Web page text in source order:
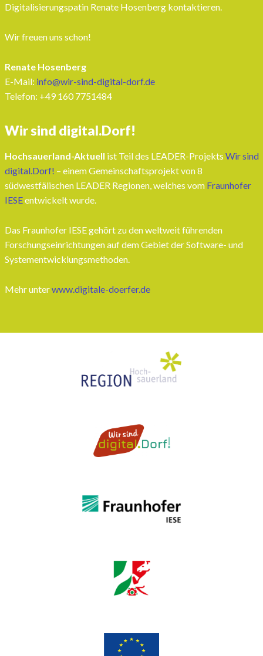
Digitalisierungspatin Renate Hosenberg kontaktieren.
Wir freuen uns schon!
Renate Hosenberg
E-Mail: info@wir-sind-digital-dorf.de
Telefon: ‭+49 160 7751484‬
Wir sind digital.Dorf!
Hochsauerland-Aktuell ist Teil des LEADER-Projekts Wir sind
digital.Dorf! – einem Gemeinschaftsprojekt von 8
südwestfälischen LEADER Regionen, welches vom Fraunhofer
IESEentwickelt wurde.
Das Fraunhofer IESE gehört zu den weltweit führenden
Forschungseinrichtungen auf dem Gebiet der Software- und
Systementwicklungsmethoden.
Mehr unterwww.digitale-doerfer.de